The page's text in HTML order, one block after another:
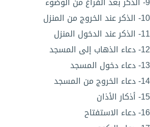
10- الذكر عند الخروج من المنزل
11- الذكر عند الدخول المنزل
12- دعاء الذهاب إلى المسجد
13- دعاء دخول المسجد
14- دعاء الخروج من المسجد
15- أذكار الأذان
16- دعاء الاستفتاح